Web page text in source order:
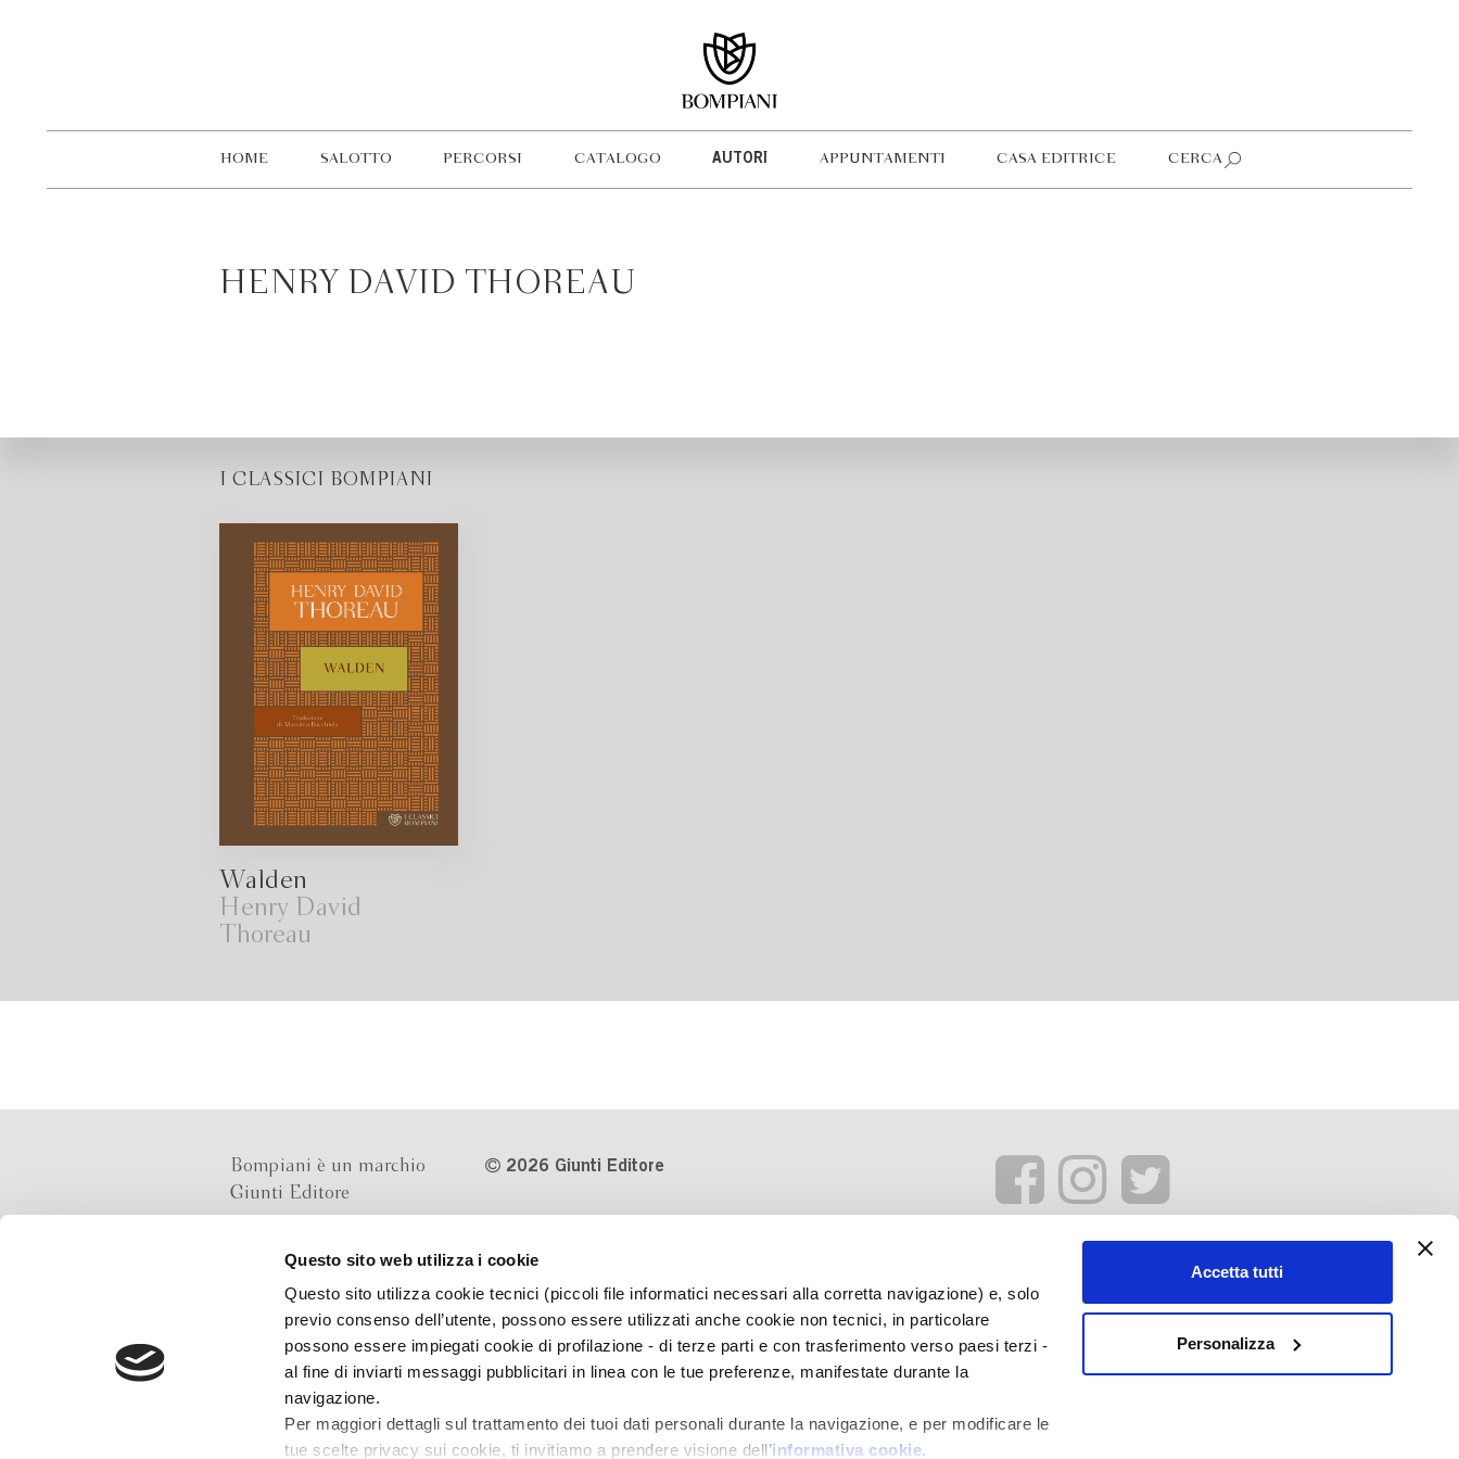
Questo sito web utilizza i cookie
Questo sito utilizza cookie tecnici (piccoli file informatici necessari alla corretta navigazione) e, solo
previo consenso dell’utente, possono essere utilizzati anche cookie non tecnici, in particolare
possono essere impiegati cookie di profilazione - di terze parti e con trasferimento verso paesi terzi -
al fine di inviarti messaggi pubblicitari in linea con le tue preferenze, manifestate durante la
navigazione.
Per maggiori dettagli sul trattamento dei tuoi dati personali durante la navigazione, e per modificare le
tue scelte privacy sui cookie, ti invitiamo a prendere visione dell’informativa cookie.
Accetta tutti
Personalizza
HOME SALOTTO PERCORSI CATALOGO AUTORI APPUNTAMENTI CASA EDITRICE CERCA
HENRY DAVID THOREAU
I CLASSICI BOMPIANI
Walden
Henry David
Thoreau
Bompiani è un marchio
Giunti Editore
Via Bolognese 165,
50139 Firenze
Via G.B.Pirelli 30,
20124 Milano
2026 Giunti Editore
Numero d'iscrizione al Registro
Imprese di Milano REA 1327444
Informativa sulla privacy